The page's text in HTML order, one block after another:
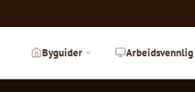
Byguider Arbeidsvennlig